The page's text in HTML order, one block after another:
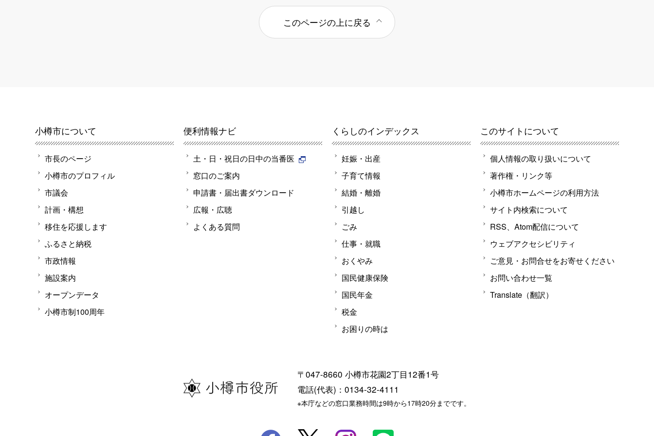
このページの上に戻る
小樽市について
市長のページ
小樽市のプロフィル
市議会
計画・構想
移住を応援します
ふるさと納税
市政情報
施設案内
オープンデータ
小樽市制100周年
便利情報ナビ
土・日・祝日の日中の当番医
窓口のご案内
申請書・届出書ダウンロード
広報・広聴
よくある質問
くらしのインデックス
妊娠・出産
子育て情報
結婚・離婚
引越し
ごみ
仕事・就職
おくやみ
国民健康保険
国民年金
税金
お困りの時は
このサイトについて
個人情報の取り扱いについて
著作権・リンク等
小樽市ホームページの利用方法
サイト内検索について
RSS、Atom配信について
ウェブアクセシビリティ
ご意見・お問合せをお寄せください
お問い合わせ一覧
Translate（翻訳）
〒047-8660 小樽市花園2丁目12番1号
電話(代表)：0134-32-4111
※本庁などの窓口業務時間は9時から17時20分までです。